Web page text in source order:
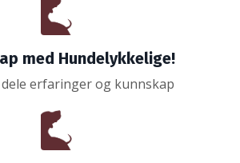
med Hundelykkelige!
dele erfaringer og kunnskap